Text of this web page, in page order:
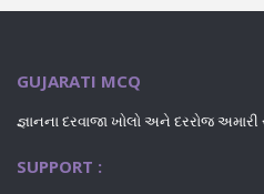
GUJARATI MCQ
જ્ઞાનના દરવાજા ખોલો અને દરરોજ
SUPPORT :